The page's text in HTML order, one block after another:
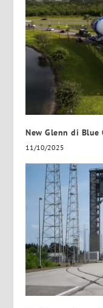
New Glenn di
11/10/2025